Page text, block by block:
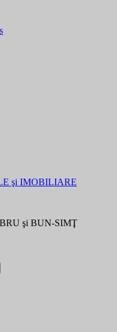
şi IMOBILIARE
şi BUN-SIMŢ